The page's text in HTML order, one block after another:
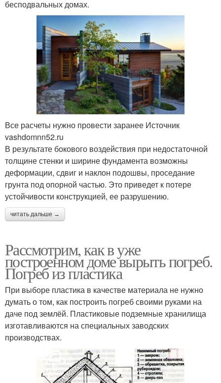
бесподвальных домах.
Все расчеты нужно провести заранее Источник
vashdomnn52.ru
В результате бокового воздействия при недостаточной
толщине стенки и ширине фундамента возможны
деформации, сдвиг и наклон подошвы, проседание
грунта под опорной частью. Это приведет к потере
устойчивости конструкцией, ее разрушению.
читать дальше →
Рассмотрим, как в уже
построенном доме вырыть погреб.
Погреб из пластика
При выборе пластика в качестве материала не нужно
думать о том, как построить погреб своими руками на
даче под землёй. Пластиковые подземные хранилища
изготавливаются на специальных заводских
производствах.